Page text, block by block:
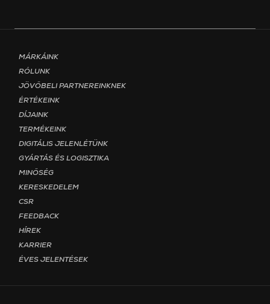
MÁRKÁINK
RÓLUNK
JÖVŐBELI PARTNEREINKNEK
ÉRTÉKEINK
DÍJAINK
TERMÉKEINK
DIGITÁLIS JELENLÉTÜNK
GYÁRTÁS ÉS LOGISZTIKA
MINŐSÉG
KERESKEDELEM
CSR
FEEDBACK
HÍREK
KARRIER
ÉVES JELENTÉSEK